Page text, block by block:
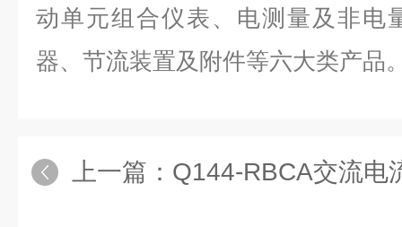
动单元组合仪表、电测量及非电
器、节流装置及附件等六大类产品
上一篇： Q144-RBCA交流电